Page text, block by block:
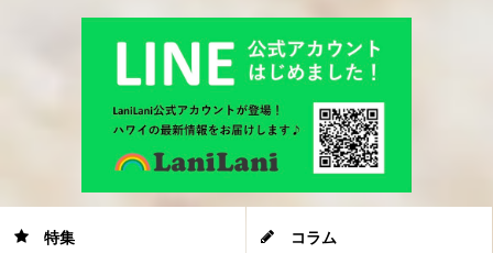
特集 コラム